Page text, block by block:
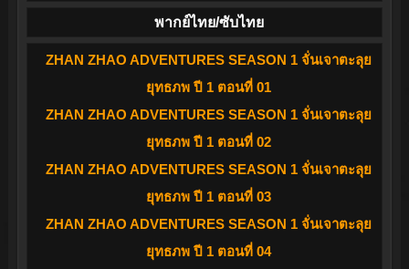
พากย์ไทย/ซับไทย
ZHAN ZHAO ADVENTURES SEASON 1 จั่นเจาตะลุย
ยุทธภพ ปี 1 ตอนที่ 01
ZHAN ZHAO ADVENTURES SEASON 1 จั่นเจาตะลุย
ยุทธภพ ปี 1 ตอนที่ 02
ZHAN ZHAO ADVENTURES SEASON 1 จั่นเจาตะลุย
ยุทธภพ ปี 1 ตอนที่ 03
ZHAN ZHAO ADVENTURES SEASON 1 จั่นเจาตะลุย
ยุทธภพ ปี 1 ตอนที่ 04